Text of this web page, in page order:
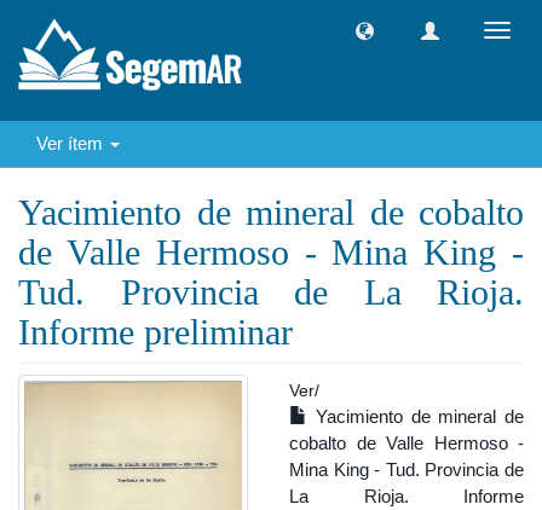
Ver ítem
Yacimiento de mineral de cobalto
de Valle Hermoso - Mina King -
Tud. Provincia de La Rioja.
Informe preliminar
Ver/
Yacimiento de mineral de
cobalto de Valle Hermoso -
Mina King - Tud. Provincia de
La Rioja. Informe